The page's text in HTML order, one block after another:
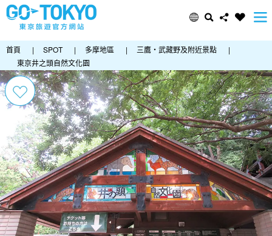
首頁 | SPOT | 多摩地區 | 三鷹・武藏野及附近景點
|
東京井之頭自然文化園